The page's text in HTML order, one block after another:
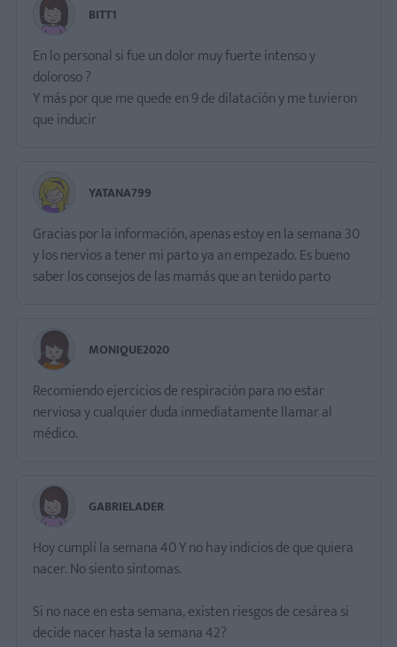
BITT1
En lo personal si fue un dolor muy fuerte intenso y
doloroso ?
Y más por que me quede en 9 de dilatación y me tuvieron
que inducir
YATANA799
Gracias por la información, apenas estoy en la semana 30
y los nervios a tener mi parto ya an empezado. Es bueno
saber los consejos de las mamás que an tenido parto
MONIQUE2020
Recomiendo ejercicios de respiración para no estar
nerviosa y cualquier duda inmediatamente llamar al
médico.
GABRIELADER
Hoy cumplí la semana 40 Y no hay indicios de que quiera
nacer. No siento sintomas.
Si no nace en esta semana, existen riesgos de cesárea si
decide nacer hasta la semana 42?